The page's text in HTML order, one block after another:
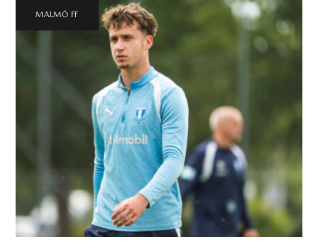
MALMÖ FF